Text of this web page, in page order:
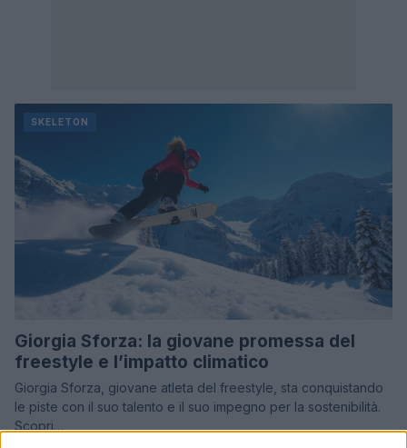
SKELETON
Giorgia Sforza: la giovane promessa del
freestyle e l’impatto climatico
Giorgia Sforza, giovane atleta del freestyle, sta conquistando
le piste con il suo talento e il suo impegno per la sostenibilità.
Scopri…